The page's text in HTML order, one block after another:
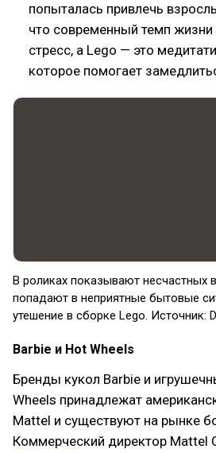
попыталась привлечь
что современный темп
стресс, а Lego — это
которое помогает
В роликах показывают несчастных
попадают в неприятные бытовые
утешение в сборке Lego. Источник:
Barbie и Hot Wheels
Бренды кукол Barbie и
Wheels принадлежат
Mattel и существуют на рынке
Коммерческий директор Mattel